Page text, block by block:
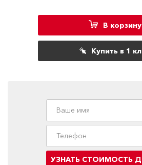
В корзину
Купить в 1
УЗНАТЬ СТОИМОСТЬ